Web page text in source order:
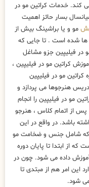
می کند. خدمات کراتین مو در
بسار حائز اهمیت
مو و یا براشینگ بیش از
شده است . تا جایی که
در فیلیپین جزو مشاغل
کراتین مو در فیلیپین ،
مو در فیلیپین
هنرجوها می پردازد و
مو در فیلیپین را انجام
از اتمام کلاس ، هنرجو
باشد. در واقع در این
که شامل جنس و ضخامت مو
از ابتدا تا پایان دوره
آموزش داده می شود. چون در
این امر هم از مبتدی تا
شود.